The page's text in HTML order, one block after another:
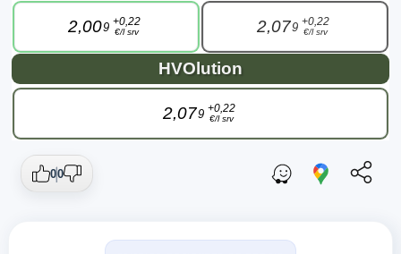
2,009 +0,22
€/l srv 2,079 +0,22
€/l srv
HVOlution
2,079 +0,22
€/l srv
00